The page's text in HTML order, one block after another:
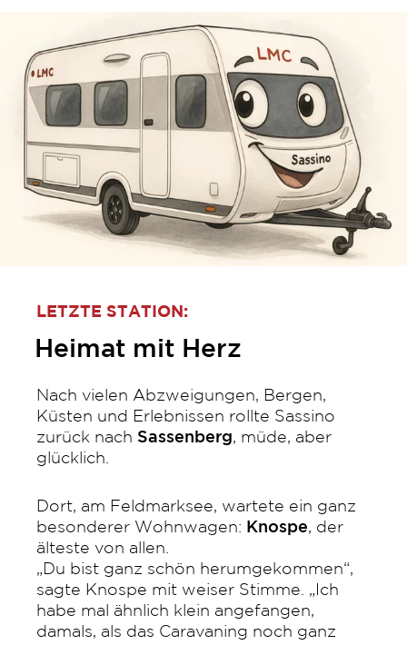
LETZTE STATION:
Heimat mit Herz
Nach vielen Abzweigungen, Bergen,
Küsten und Erlebnissen rollte Sassino
zurück nach Sassenberg, müde, aber
glücklich.
Dort, am Feldmarksee, wartete ein ganz
besonderer Wohnwagen: Knospe, der
älteste von allen.
„Du bist ganz schön herumgekommen“,
sagte Knospe mit weiser Stimme. „Ich
habe mal ähnlich klein angefangen,
damals, als das Caravaning noch ganz